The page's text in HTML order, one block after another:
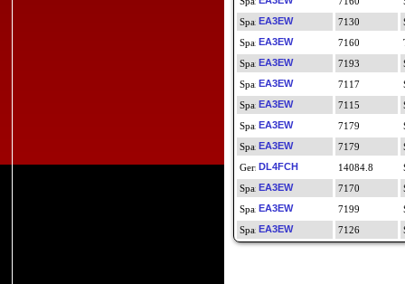
EA3EW
7130
EA3EW
7160
EA3EW
7193
EA3EW
7117
EA3EW
7115
EA3EW
7179
EA3EW
7179
DL4FCH
14084.8
EA3EW
7170
EA3EW
7199
EA3EW
7126